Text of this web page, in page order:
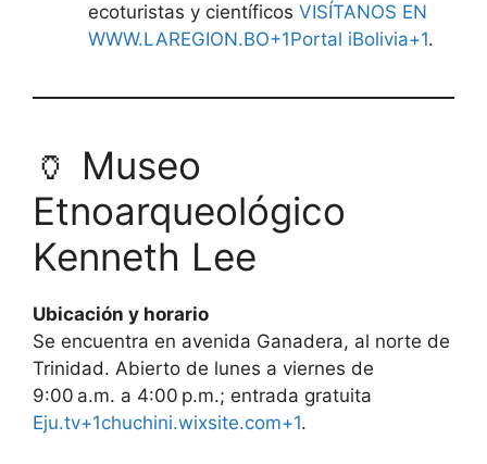
ecoturistas y científicos VISÍTANOS EN
WWW.LAREGION.BO+1Portal iBolivia+1.
🏺 Museo
Etnoarqueológico
Kenneth Lee
Ubicación y horario
Se encuentra en avenida Ganadera, al norte de
Trinidad. Abierto de lunes a viernes de
9:00 a.m. a 4:00 p.m.; entrada gratuita
Eju.tv+1chuchini.wixsite.com+1.